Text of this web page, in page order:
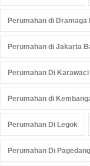
Perumahan di Dramaga
Perumahan di Jakarta
Perumahan Di Karawaci
Perumahan di
Perumahan Di Legok
Perumahan Di